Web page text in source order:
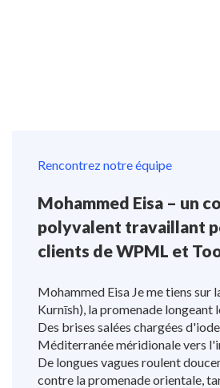
Rencontrez notre équipe
Mohammed Eisa – un
polyvalent travaillant
clients de WPML et
Mohammed Eisa Je me tiens sur
Kurnīsh), la promenade longeant
Des brises salées chargées
Méditerranée méridionale vers
De longues vagues roulent
contre la promenade orientale,